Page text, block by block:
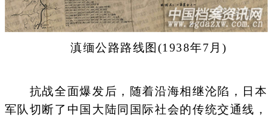
滇缅公路路线图(1938年7月)
抗战全面爆发后，随着沿海相继沦陷，日本
军队切断了中国大陆同国际社会的传统交通线，